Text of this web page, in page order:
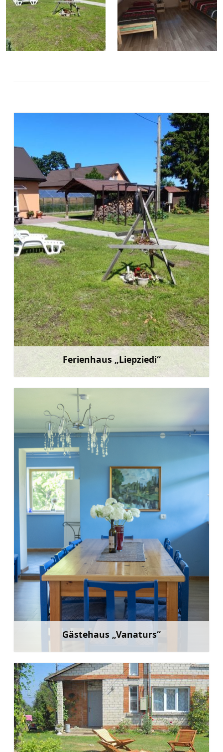
Ferienhaus „Liepziedi“
Mehr
Gästehaus „Vanaturs“